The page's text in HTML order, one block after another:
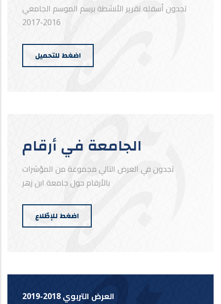
تجدون أسفله تقرير الأنشطة برسم الموسم الجامعي
2016-2017
اضغط للتحميل
الجامعة في أرقام
تجدون في العرض التالي مجموعة من المؤشرات
بالأرقام حول جامعة ابن زهر
اضغط للإطّلاع
العرض التربوي 2018-2019